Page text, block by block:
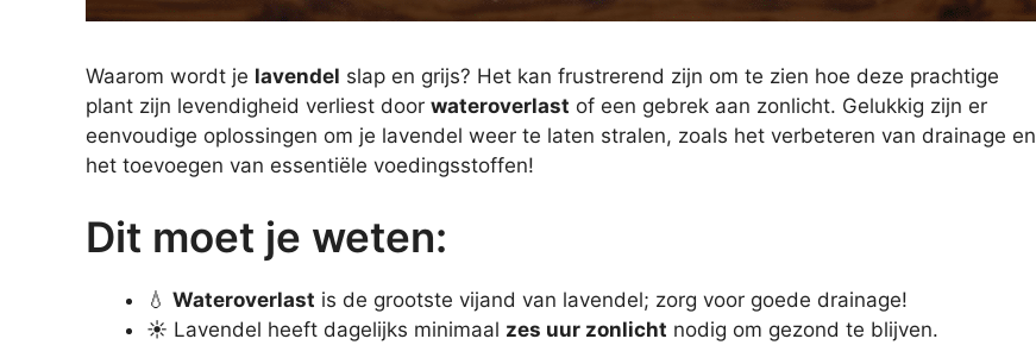
Waarom wordt je lavendel slap en grijs? Het kan frustrerend zijn om te zien hoe deze prachtige
plant zijn levendigheid verliest door wateroverlast of een gebrek aan zonlicht. Gelukkig zijn er
eenvoudige oplossingen om je lavendel weer te laten stralen, zoals het verbeteren van drainage en
het toevoegen van essentiële voedingsstoffen!
Dit moet je weten:
💧 Wateroverlast is de grootste vijand van lavendel; zorg voor goede drainage!
☀️ Lavendel heeft dagelijks minimaal zes uur zonlicht nodig om gezond te blijven.